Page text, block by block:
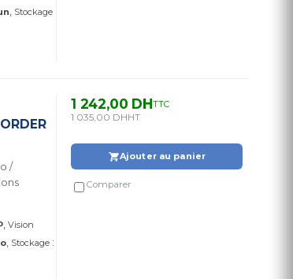
Stockage
/
Vision
Stockage :
1 242,00 DHTTC
1 035,00 DHHT
Ajouter au panier
Comparer